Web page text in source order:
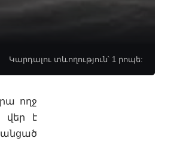
Կարդալու տևողություն՝ 1 րոպե:
ողջ
վեր է
անցած